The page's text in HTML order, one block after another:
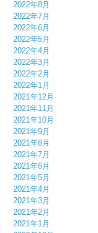
2022年8月
2022年7月
2022年6月
2022年5月
2022年4月
2022年3月
2022年2月
2022年1月
2021年12月
2021年11月
2021年10月
2021年9月
2021年8月
2021年7月
2021年6月
2021年5月
2021年4月
2021年3月
2021年2月
2021年1月